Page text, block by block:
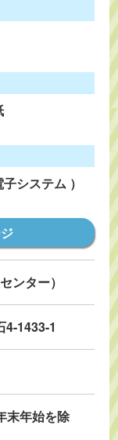
システム ）
ンター）
4-1433-1
末年始を除